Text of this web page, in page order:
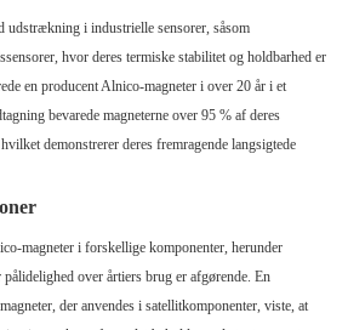
udstrækning i industrielle sensorer, såsom
hvor deres termiske stabilitet og holdbarhed er
en producent Alnico-magneter i over 20 år i et
bevarede magneterne over 95 % af deres
demonstrerer deres fremragende langsigtede
magneter i forskellige komponenter, herunder
over årtiers brug er afgørende. En
der anvendes i satellitkomponenter, viste, at